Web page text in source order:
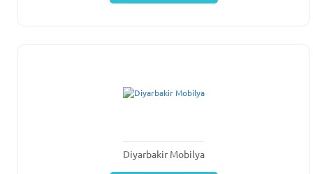
Diyarbakir Mobilya